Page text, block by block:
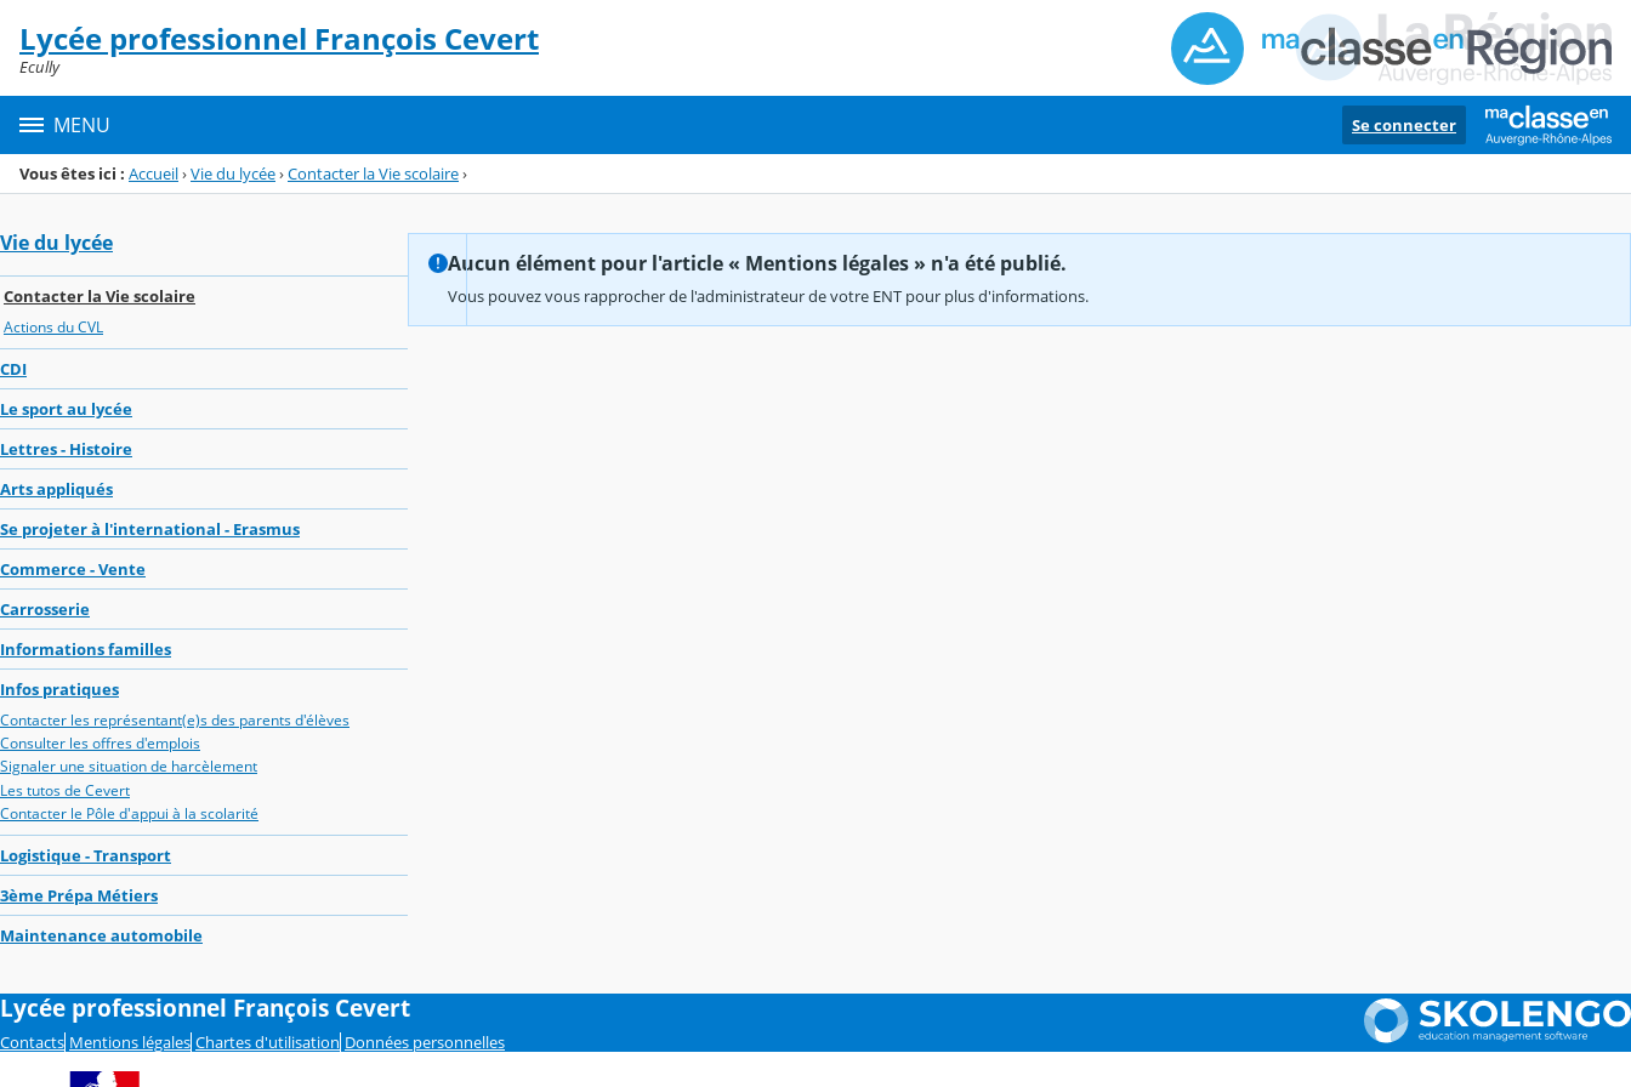
Menu de la rubrique
Contenu
Lycée professionnel François Cevert
Ecully
MENU Se connecter
Vous êtes ici : Accueil›Vie du lycée›Contacter la Vie scolaire›
Vie du lycée
Contacter la Vie scolaire
Actions du CVL
CDI
Le sport au lycée
Lettres - Histoire
Arts appliqués
Se projeter à l'international - Erasmus
Commerce - Vente
Carrosserie
Informations familles
Infos pratiques
Contacter les représentant(e)s des parents d'élèves
Consulter les offres d'emplois
Signaler une situation de harcèlement
Les tutos de Cevert
Contacter le Pôle d'appui à la scolarité
Logistique - Transport
3ème Prépa Métiers
Maintenance automobile
Aucun élément pour l'article « Mentions légales » n'a été publié.
Vous pouvez vous rapprocher de l'administrateur de votre ENT pour plus d'informations.
Lycée professionnel François Cevert
Contacts Mentions légales Chartes d'utilisation Données personnelles